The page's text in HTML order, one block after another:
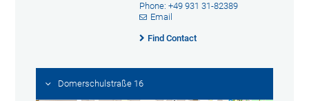
Phone: +49 931 31-82389
Email
Find Contact
Domerschulstraße 16